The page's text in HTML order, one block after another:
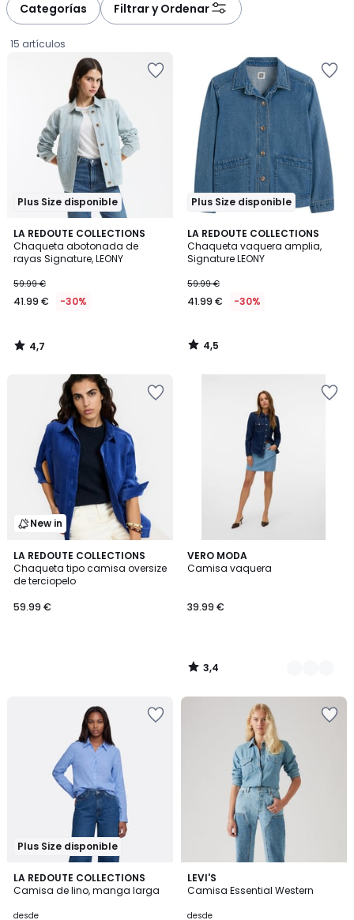
Categorías Filtrar y Ordenar
15 artículos
Plus Size disponible
LA REDOUTE COLLECTIONS
Chaqueta abotonada de
rayas Signature, LEONY
€
en
de
59.99
descuento
aplicado.
59.99 €
41.99 € -30%
4,7
/ 5
4,7
/
Plus Size disponible
LA REDOUTE COLLECTIONS
Chaqueta vaquera amplia,
Signature LEONY
59.99 €
41.99 € -30%
4,5
/ 5
4,5
/
New in
LA REDOUTE COLLECTIONS
Chaqueta tipo camisa oversize
de terciopelo
59.99 €
VERO MODA
Camisa vaquera
39.99 €
3,4
/ 5
2
Colores
3,4
/
Plus Size disponible
LA REDOUTE COLLECTIONS
Camisa de lino, manga larga
desde
4,7
/ 5
3
Colores
LEVI'S
Camisa Essential Western
desde
4,5
/ 5
3
Colores